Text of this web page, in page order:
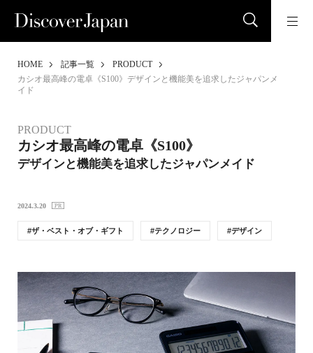
HOME 記事一覧
PRODUCT
カシオ最高峰の電卓《S100》デザインと機能美を追求したジャパンメ
イド
PRODUCT
カシオ最高峰の電卓《S100》
デザインと機能美を追求したジャパンメイド
2024.3.20
ザ・ベスト・オブ・ギフト テクノロジー デザイン